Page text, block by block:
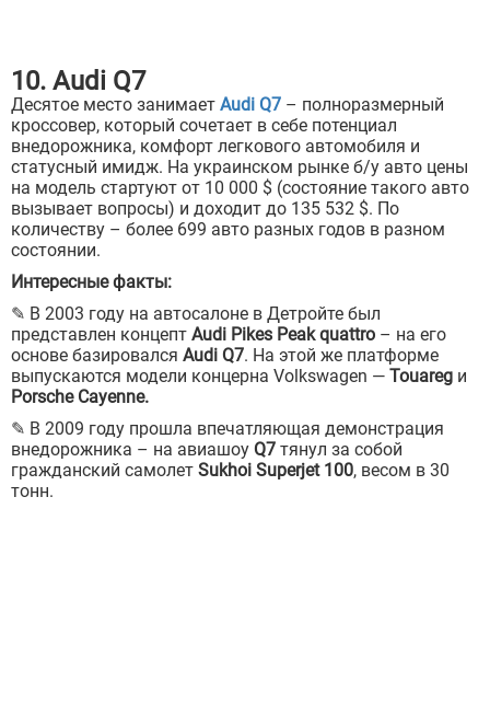
10. Audi Q7
Десятое место занимает Audi Q7 – полноразмерный
кроссовер, который сочетает в себе потенциал
внедорожника, комфорт легкового автомобиля и
статусный имидж. На украинском рынке б/у авто цены
на модель стартуют от 10 000 $ (состояние такого авто
вызывает вопросы) и доходит до 135 532 $. По
количеству – более 699 авто разных годов в разном
состоянии.
Интересные факты:
✎ В 2003 году на автосалоне в Детройте был
представлен концепт Audi Pikes Peak quattro – на его
основе базировался Audi Q7. На этой же платформе
выпускаются модели концерна Volkswagen — Touareg и
Porsche Cayenne.
✎ В 2009 году прошла впечатляющая демонстрация
внедорожника – на авиашоу Q7 тянул за собой
гражданский самолет Sukhoi Superjet 100, весом в 30
тонн.